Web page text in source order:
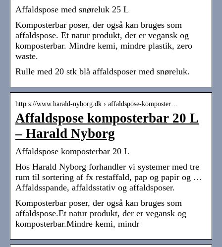
Affaldspose med snøreluk 25 L
Komposterbar poser, der også kan bruges som
affaldspose. Et natur produkt, der er vegansk og
komposterbar. Mindre kemi, mindre plastik, zero
waste.
Rulle med 20 stk blå affaldsposer med snøreluk.
http s://www.harald-nyborg.dk › affaldspose-komposter…
Affaldspose komposterbar 20 L
– Harald Nyborg
Affaldspose komposterbar 20 L
Hos Harald Nyborg forhandler vi systemer med tre
rum til sortering af fx restaffald, pap og papir og …
Affaldsspande, affaldsstativ og affaldsposer.
Komposterbar poser, der også kan bruges som
affaldspose.Et natur produkt, der er vegansk og
komposterbar.Mindre kemi, mindr